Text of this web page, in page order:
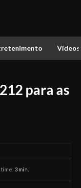
Vídeos
para as
time: 3 min.